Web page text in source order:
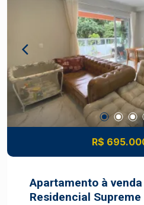
Proprietário aceita financiamento.
R$
Apartamento à
Residencial Supreme